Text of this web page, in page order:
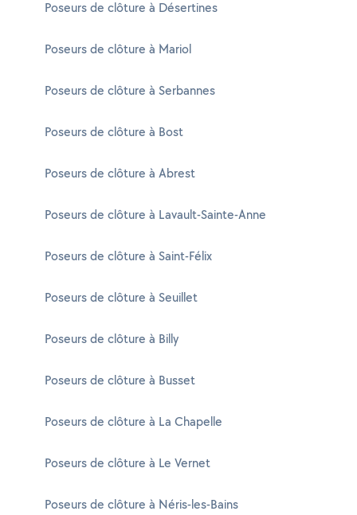
Poseurs de clôture à Désertines
Poseurs de clôture à Mariol
Poseurs de clôture à Serbannes
Poseurs de clôture à Bost
Poseurs de clôture à Abrest
Poseurs de clôture à Lavault-Sainte-Anne
Poseurs de clôture à Saint-Félix
Poseurs de clôture à Seuillet
Poseurs de clôture à Billy
Poseurs de clôture à Busset
Poseurs de clôture à La Chapelle
Poseurs de clôture à Le Vernet
Poseurs de clôture à Néris-les-Bains